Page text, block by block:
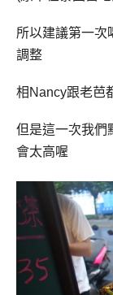
所以建議第一次
調整
相Nancy跟老芭
但是這一次我們
會太高喔